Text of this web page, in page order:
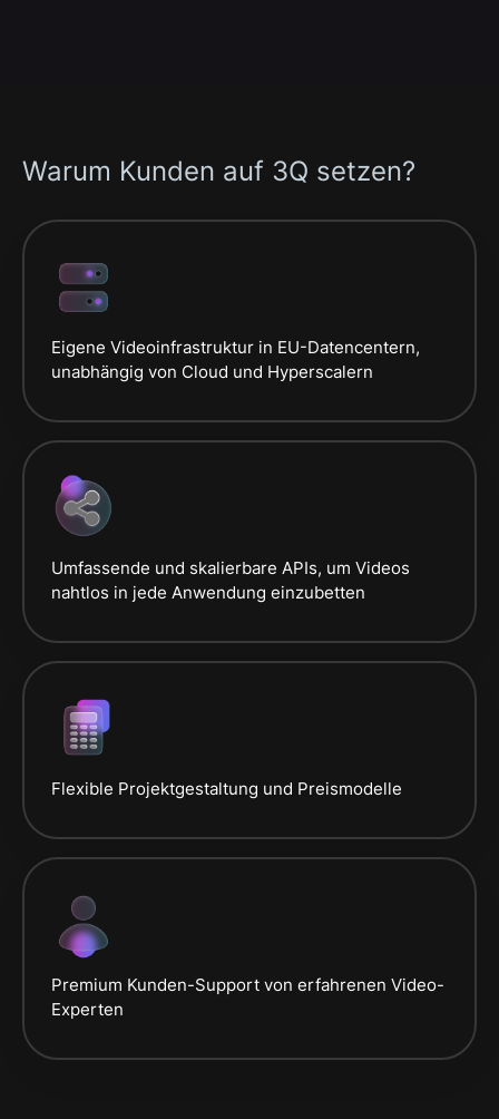
Warum Kunden auf 3Q setzen?
Eigene Videoinfrastruktur in EU-Datencentern,
unabhängig von Cloud und Hyperscalern
Umfassende und skalierbare APIs, um Videos
nahtlos in jede Anwendung einzubetten
Flexible Projektgestaltung und Preismodelle
Premium Kunden-Support von erfahrenen Video-
Experten